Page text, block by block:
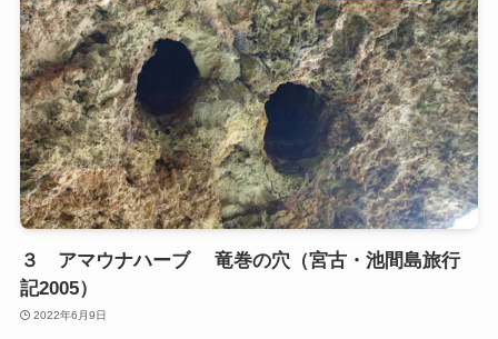
３ アマウナハーブ 竜巻の穴（宮古・池間島旅行
記2005）
2022年6月9日